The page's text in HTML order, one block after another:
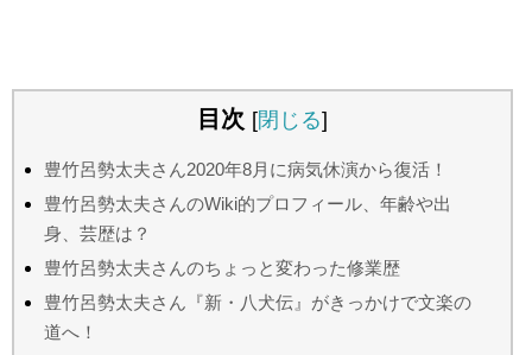
目次 [閉じる]
豊竹呂勢太夫さん2020年8月に病気休演から復活！
豊竹呂勢太夫さんのWiki的プロフィール、年齢や出
身、芸歴は？
豊竹呂勢太夫さんのちょっと変わった修業歴
豊竹呂勢太夫さん『新・八犬伝』がきっかけで文楽の
道へ！